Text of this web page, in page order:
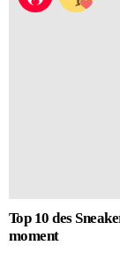
Top 10 des
moment